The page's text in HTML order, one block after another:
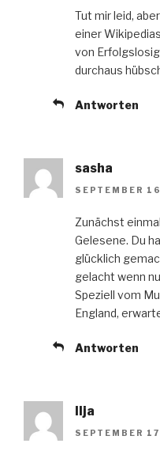
Tut mir leid,
einer
von
durchaus
Antworten
sasha
SEPTEMBER
Zunächst
Gelesene. Du
glücklich
gelacht wenn
Speziell vom
England,
Antworten
Ilja
SEPTEMBER